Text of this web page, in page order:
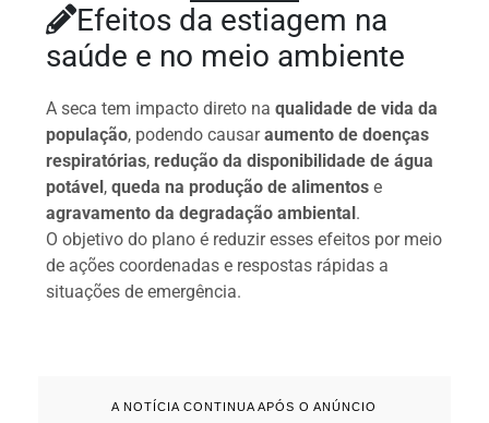
Efeitos da estiagem na
saúde e no meio ambiente
A seca tem impacto direto naqualidade de vida da
população, podendo causaraumento de doenças
respiratórias, redução da disponibilidade de água
potável,queda na produção de alimentos e
agravamento da degradação ambiental.
O objetivo do plano é reduzir esses efeitos por meio
de ações coordenadas e respostas rápidas a
situações de emergência.
A NOTÍCIA CONTINUA APÓS O ANÚNCIO